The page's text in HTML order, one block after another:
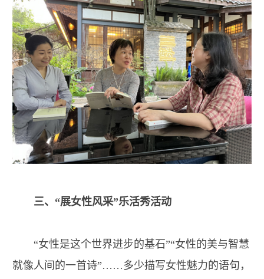
三、“展女性风采”乐活秀活动
“女性是这个世界进步的基石”“女性的美与智慧
就像人间的一首诗”……多少描写女性魅力的语句，